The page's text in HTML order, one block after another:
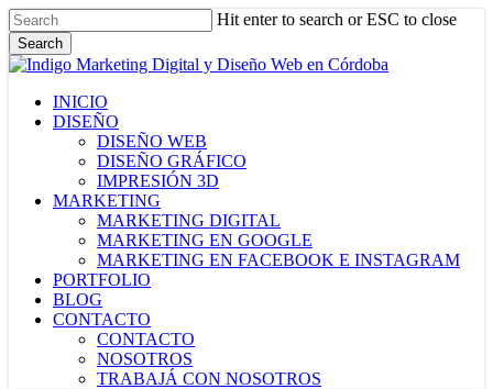
Skip
to
main
content
Hit enter to search or ESC to close
Search
Close
Menu
INICIO
DISEÑO
DISEÑO WEB
DISEÑO GRÁFICO
IMPRESIÓN 3D
MARKETING
MARKETING DIGITAL
MARKETING EN GOOGLE
MARKETING EN FACEBOOK E INSTAGRAM
PORTFOLIO
BLOG
CONTACTO
CONTACTO
NOSOTROS
TRABAJÁ CON NOSOTROS